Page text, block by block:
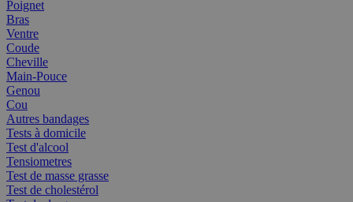
Poignet
Bras
Ventre
Coude
Cheville
Main-Pouce
Genou
Cou
Autres bandages
Tests à domicile
Test d'alcool
Tensiometres
Test de masse grasse
Test de cholestérol